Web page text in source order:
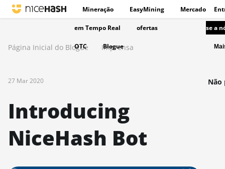
Mineração EasyMining Mercado
em Tempo Real ofertas
OTC Blogue
se a
Página Inicial do Blogue Imprensa
27 Mar 2020
Introducing
NiceHash Bot
Não